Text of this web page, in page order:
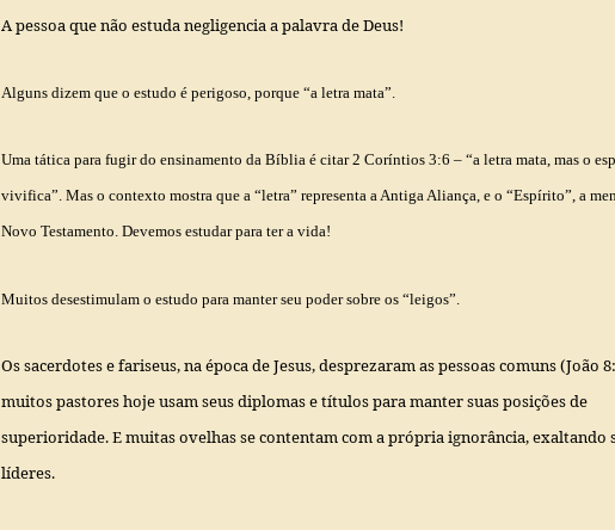
A pessoa que não estuda negligencia a palavra de Deus!
Alguns dizem que o estudo é perigoso, porque “a letra mata”.
Uma tática para fugir do ensinamento da Bíblia é citar 2 Coríntios 3:6 – “a letra mata, mas o
vivifica”. Mas o contexto mostra que a “letra” representa a Antiga Aliança, e o “Espírito”, a
Novo Testamento. Devemos estudar para ter a vida!
Muitos desestimulam o estudo para manter seu poder sobre os “leigos”
Os sacerdotes e fariseus, na época de Jesus, desprezaram as pessoas comuns (João
muitos pastores hoje usam seus diplomas e títulos para manter suas posições de
superioridade. E muitas ovelhas se contentam com a própria ignorância, exaltando
líderes.